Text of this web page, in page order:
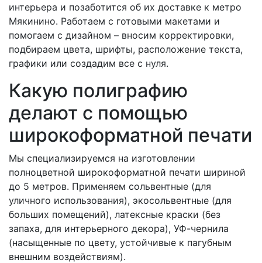
интерьера и позаботится об их доставке к метро
Мякинино. Работаем с готовыми макетами и
помогаем с дизайном – вносим корректировки,
подбираем цвета, шрифты, расположение текста,
графики или создадим все с нуля.
Какую полиграфию
делают с помощью
широкоформатной печати
Мы специализируемся на изготовлении
полноцветной широкоформатной печати шириной
до 5 метров. Применяем сольвентные (для
уличного использования), экосольвентные (для
больших помещений), латексные краски (без
запаха, для интерьерного декора), УФ-чернила
(насыщенные по цвету, устойчивые к пагубным
внешним воздействиям).